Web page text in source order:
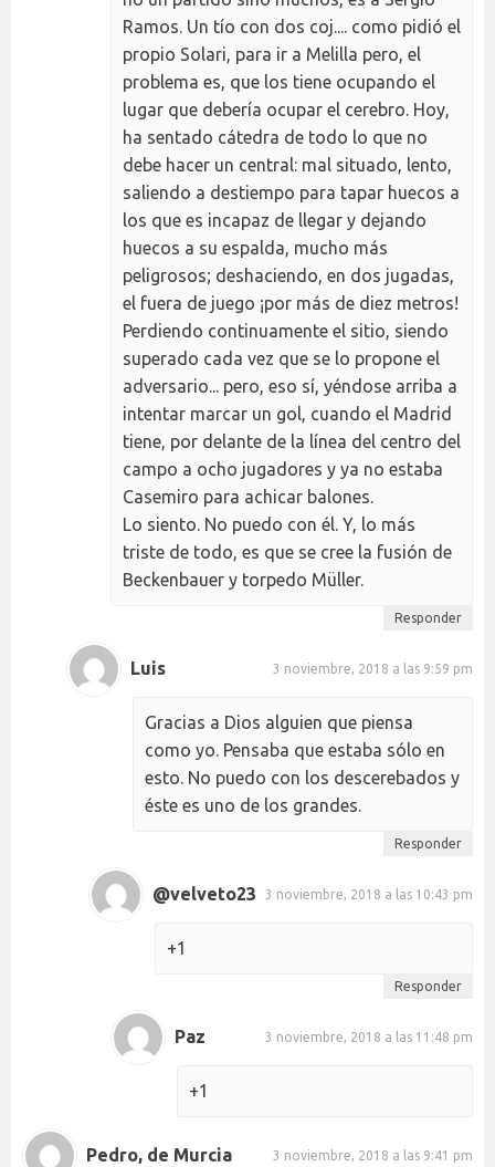
Ramos. Un tío con dos coj.... como pidió el
propio Solari, para ir a Melilla pero, el
problema es, que los tiene ocupando el
lugar que debería ocupar el cerebro. Hoy,
ha sentado cátedra de todo lo que no
debe hacer un central: mal situado, lento,
saliendo a destiempo para tapar huecos a
los que es incapaz de llegar y dejando
huecos a su espalda, mucho más
peligrosos; deshaciendo, en dos jugadas,
el fuera de juego ¡por más de diez metros!
Perdiendo continuamente el sitio, siendo
superado cada vez que se lo propone el
adversario... pero, eso sí, yéndose arriba a
intentar marcar un gol, cuando el Madrid
tiene, por delante de la línea del centro del
campo a ocho jugadores y ya no estaba
Casemiro para achicar balones.
Lo siento. No puedo con él. Y, lo más
triste de todo, es que se cree la fusión de
Beckenbauer y torpedo Müller.
Responder
Luis 3 noviembre, 2018 a las 9:59 pm
Gracias a Dios alguien que piensa
como yo. Pensaba que estaba sólo en
esto. No puedo con los descerebados y
éste es uno de los grandes.
Responder
@velveto23 3 noviembre, 2018 a las 10:43 pm
+1
Responder
Paz 3 noviembre, 2018 a las 11:48 pm
+1
Pedro, de Murcia 3 noviembre, 2018 a las 9:41 pm